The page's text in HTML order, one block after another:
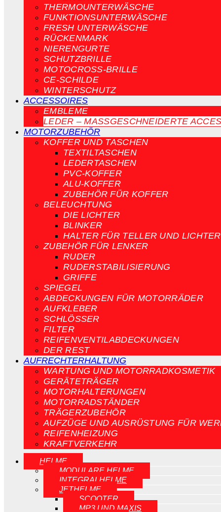
THERMOUNTERWÄSCHE
FUNKTIONSUNTERWÄSCHE
FRESH UNTERWÄSCHE
RÜCKENMARK
NIERENGURTE
SCHUTZBRILLE
MOTOCROSS-BRILLE
CE-SCHILDE
WINTERSCHUTZ
ACCESSOIRES
EMBLEME
LEDER – MASSGESCHNEIDERTE
MOTORZUBEHÖR
KOFFER UND TASCHEN
TEXTILTASCHEN
LEDERTASCHEN
PVC-KOFFER
ALU-KOFFER
ZUBEHÖR FÜR KOFFER
BELEUCHTUNG
DIE LICHTER
BLINKER
HALTER FÜR TELLER UND LICHTER
ZUBEHÖR FÜR LENKER
RUDER
RUDERSTABILISIERUNG
GRIFFE
SPIEGEL
ABDECKUNGEN FÜR MOTORRÄDER
AUFKLEBER
SCHLÖSSER
FILTER
REIFENVENTILABDECKUNGEN
DER REST
AUFRECHTERHALTUNG
WARTUNG UND MOTORRADKOSMETIK
GERÄTETRÄGER
MOTORHALTERUNGEN
MOTORRADSTÄNDER
TRÄGERZUBEHÖR
AUFZÜGE UND AUSRÜSTUNG FÜR
REIFENHEIZUNG
KRAFTVERKEHR
HELME
MODULARE HELME
INTEGRALHELME
JETHELME
SCOOTER
MP3 UND MAXIS